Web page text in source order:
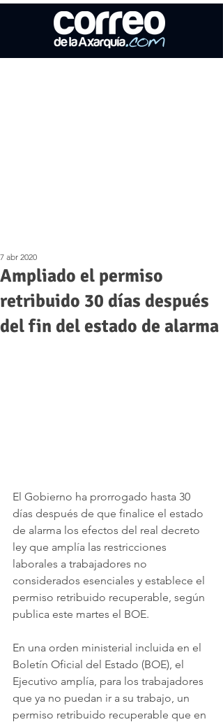
Ampliado el permiso
retribuido 30 días después
del fin del estado de alarma
7 abr 2020
El Gobierno ha prorrogado hasta 30
días después de que finalice el estado
de alarma los efectos del real decreto
ley que amplía las restricciones
laborales a trabajadores no
considerados esenciales y establece el
permiso retribuido recuperable, según
publica este martes el BOE.
En una orden ministerial incluida en el
Boletín Oficial del Estado (BOE), el
Ejecutivo amplía, para los trabajadores
que ya no puedan ir a su trabajo, un
permiso retribuido recuperable que en